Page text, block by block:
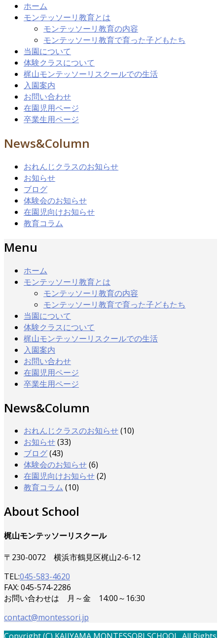
ホーム
モンテッソーリ教育とは
モンテッソーリ教育の内容
モンテッソーリ教育で育った子どもたち
当園について
体験クラスについて
梶山モンテッソーリスクールでの生活
入園案内
お問い合わせ
在園児用ページ
卒業生用ページ
News&Column
おれんじクラスのお知らせ
お知らせ
ブログ
体験会のお知らせ
在園児向けお知らせ
教育コラム
Menu
ホーム
モンテッソーリ教育とは
モンテッソーリ教育の内容
モンテッソーリ教育で育った子どもたち
当園について
体験クラスについて
梶山モンテッソーリスクールでの生活
入園案内
お問い合わせ
在園児用ページ
卒業生用ページ
News&Column
おれんじクラスのお知らせ(10)
お知らせ(33)
ブログ(43)
体験会のお知らせ(6)
在園児向けお知らせ(2)
教育コラム (10)
About School
梶山モンテッソーリスクール
〒230-0072 横浜市鶴見区梶山2-6-12
TEL:045-583-4620
FAX: 045-574-2286
お問い合わせは 月～金 14:00～16:30
contact@montessori.jp